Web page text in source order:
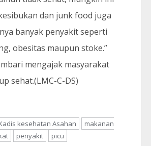
dan junk food juga
banyak penyakit seperti
obesitas maupun stoke.”
mengajak masyarakat
sehat.(LMC-C-DS)
kesehatan Asahan
makanan
penyakit picu